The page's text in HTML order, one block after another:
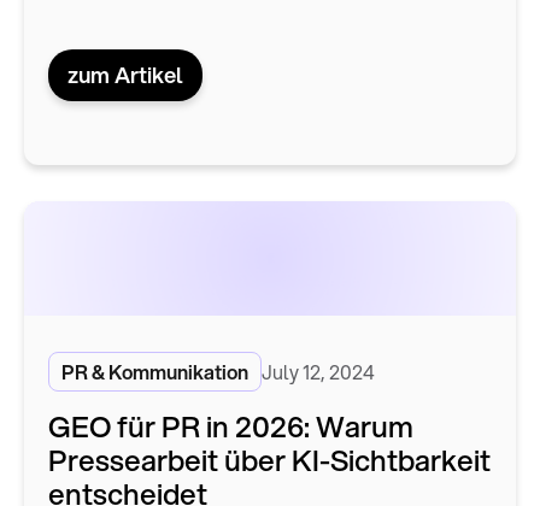
zum Artikel
PR & Kommunikation July 12, 2024
GEO für PR in 2026: Warum
Pressearbeit über KI-Sichtbarkeit
entscheidet